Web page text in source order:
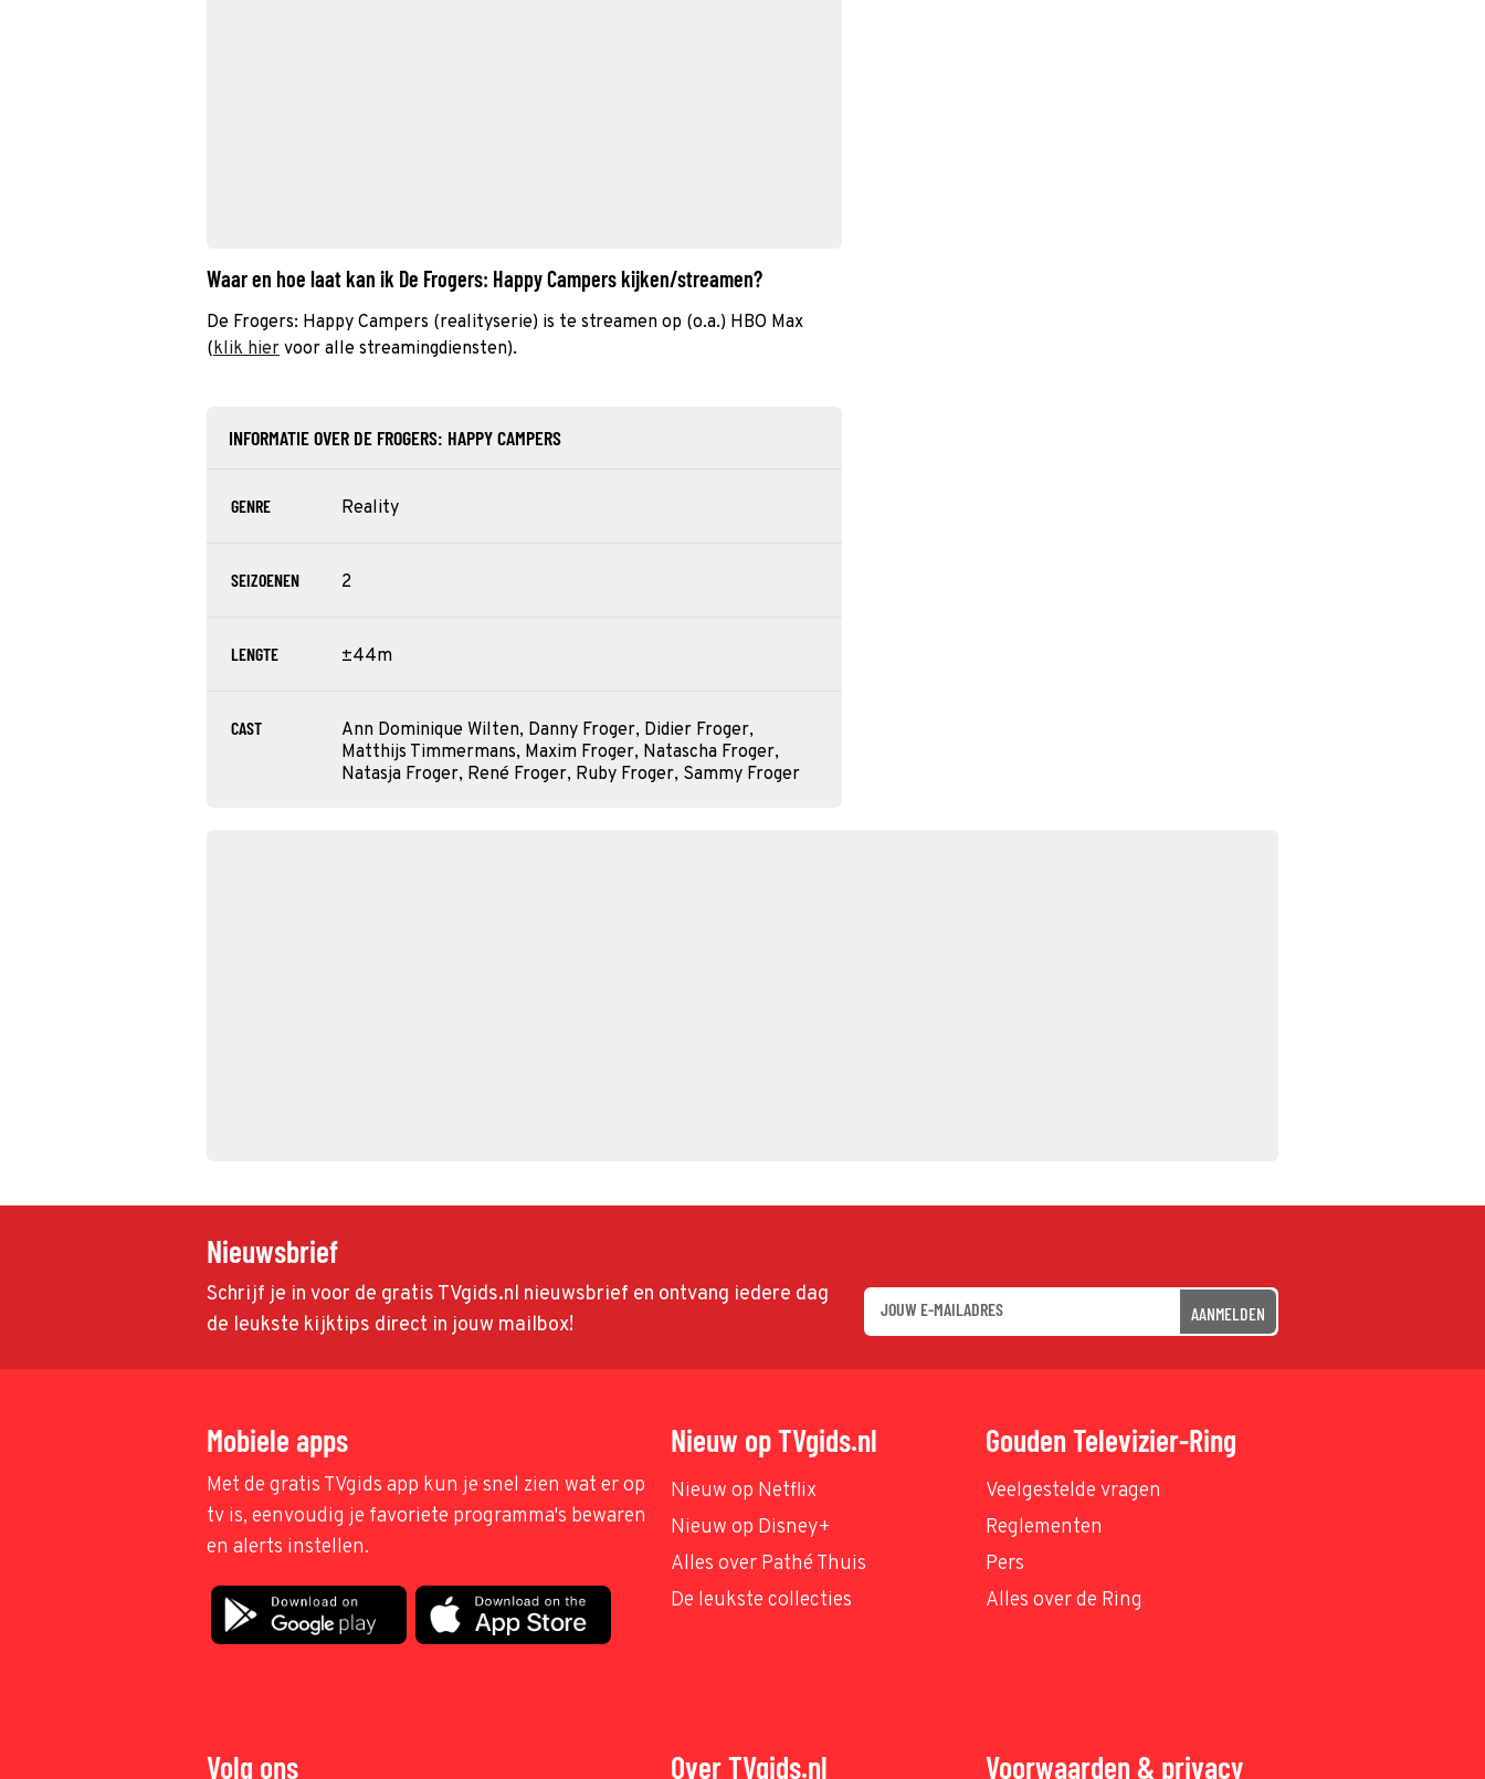
Waar en hoe laat kan ik De Frogers: Happy Campers kijken/streamen?
De Frogers: Happy Campers (realityserie) is te streamen op (o.a.) HBO Max
(klik hier voor alle streamingdiensten).
INFORMATIE OVER DE FROGERS: HAPPY CAMPERS
GENRE Reality
SEIZOENEN 2
LENGTE ±44m
CAST
Ann Dominique Wilten, Danny Froger, Didier Froger,
Matthijs Timmermans, Maxim Froger, Natascha Froger,
Natasja Froger, René Froger, Ruby Froger, Sammy Froger
Nieuwsbrief
Schrijf je in voor de gratis TVgids.nl nieuwsbrief en ontvang iedere dag
de leukste kijktips direct in jouw mailbox!
AANMELDEN
Mobiele apps
Met de gratis TVgids app kun je snel zien wat er op
tv is, eenvoudig je favoriete programma's bewaren
en alerts instellen.
Nieuw op TVgids.nl
Nieuw op Netflix
Nieuw op Disney+
Alles over Pathé Thuis
De leukste collecties
Gouden Televizier-Ring
Veelgestelde vragen
Reglementen
Pers
Alles over de Ring
Volg ons Over TVgids.nl Voorwaarden & privacy